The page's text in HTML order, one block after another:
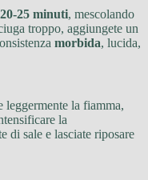
20-25 minuti, mescolando
troppo, aggiungete un
morbida, lucida,
la fiamma,
la
di sale e lasciate riposare